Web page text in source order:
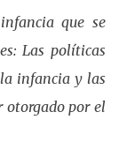
que se
Las políticas
infancia y las
otorgado por el